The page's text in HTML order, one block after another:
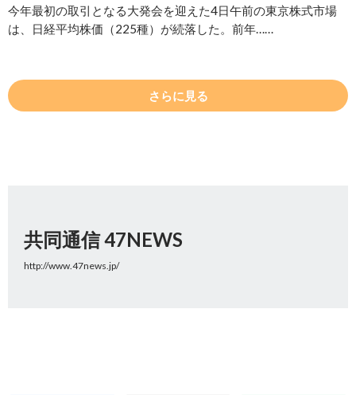
今年最初の取引となる大発会を迎えた4日午前の東京株式市場
は、日経平均株価（225種）が続落した。前年……
さらに見る
共同通信 47NEWS
http://www.47news.jp/